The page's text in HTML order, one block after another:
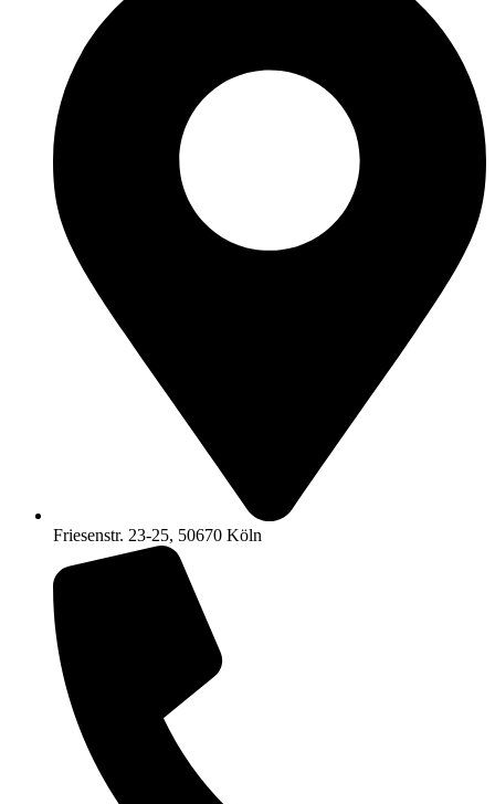
Friesenstr. 23-25, 50670 Köln